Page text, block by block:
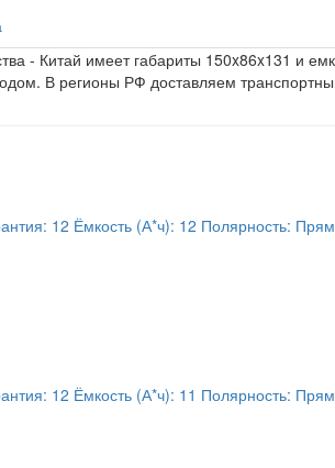
- Китай имеет габариты 150x86x131 и
В регионы РФ доставляем
12 Ёмкость (А*ч): 12 Полярность:
12 Ёмкость (А*ч): 11 Полярность: